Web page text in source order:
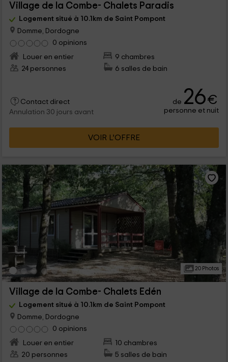
Village de la Combe- Chalets Paradis
Logement situé à 10.1km de Saint Pompont
Domme, Dordogne
0 opinions
Louer en entier
9 chambres
24 personnes
6 salles de bain
Contact direct
Annulation 30 jours avant
de 26€
personne et nuit
VOIR L’OFFRE
20 Photos
Village de la Combe- Chalets Edén
Logement situé à 10.1km de Saint Pompont
Domme, Dordogne
0 opinions
Louer en entier
10 chambres
20 personnes
5 salles de bain